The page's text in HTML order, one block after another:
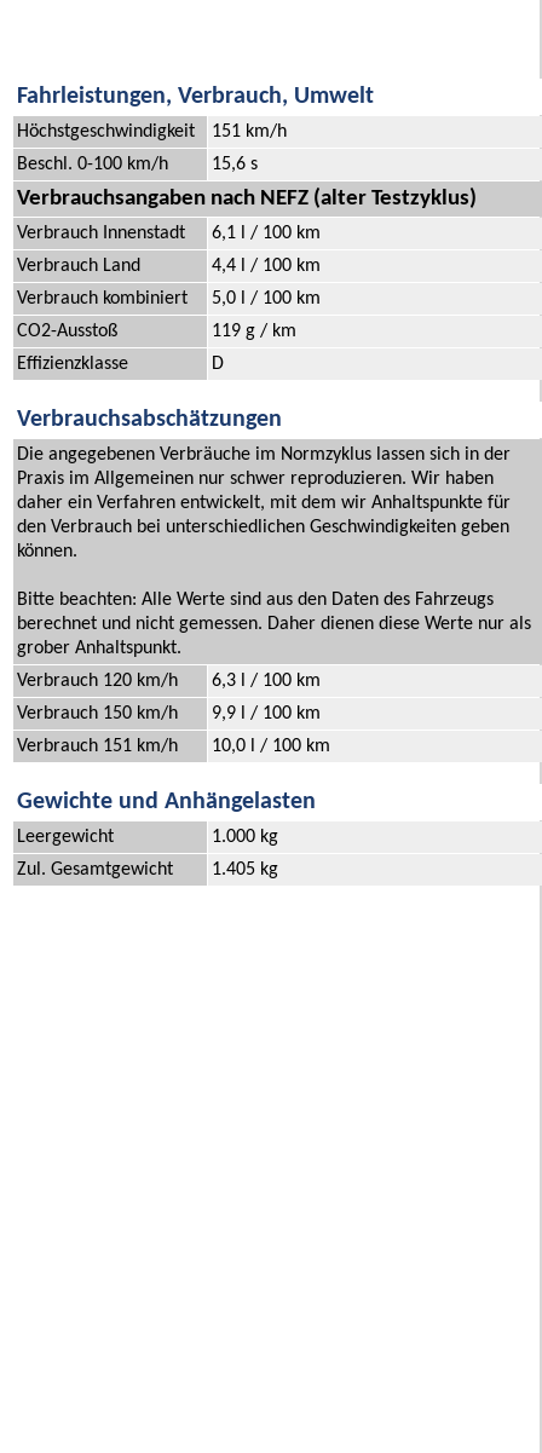
Fahrleistungen, Verbrauch, Umwelt
Höchstgeschwindigkeit
151 km/h
Beschl. 0-100 km/h
15,6 s
Verbrauchsangaben nach NEFZ (alter Testzyklus)
Verbrauch Innenstadt
6,1 l / 100 km
Verbrauch Land
4,4 l / 100 km
Verbrauch kombiniert
5,0 l / 100 km
CO2-Ausstoß
119 g / km
Effizienzklasse
D
Verbrauchsabschätzungen
Die angegebenen Verbräuche im Normzyklus lassen sich in der
Praxis im Allgemeinen nur schwer reproduzieren. Wir haben
daher ein Verfahren entwickelt, mit dem wir Anhaltspunkte für
den Verbrauch bei unterschiedlichen Geschwindigkeiten geben
können.
Bitte beachten: Alle Werte sind aus den Daten des Fahrzeugs
berechnet und nicht gemessen. Daher dienen diese Werte nur als
grober Anhaltspunkt.
Verbrauch 120 km/h
6,3 l / 100 km
Verbrauch 150 km/h
9,9 l / 100 km
Verbrauch 151 km/h
10,0 l / 100 km
Gewichte und Anhängelasten
Leergewicht
1.000 kg
Zul. Gesamtgewicht
1.405 kg